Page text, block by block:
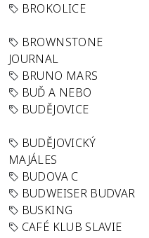
BROKOLICE
BROWNSTONE
JOURNAL
BRUNO MARS
BUĎ A NEBO
BUDĚJOVICE
BUDĚJOVICKÝ
MAJÁLES
BUDOVA C
BUDWEISER BUDVAR
BUSKING
CAFÉ KLUB SLAVIE